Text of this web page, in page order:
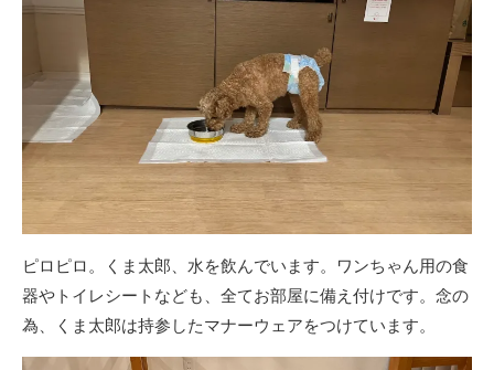
ピロピロ。くま太郎、水を飲んでいます。ワンちゃん用の食
器やトイレシートなども、全てお部屋に備え付けです。念の
為、くま太郎は持参したマナーウェアをつけています。